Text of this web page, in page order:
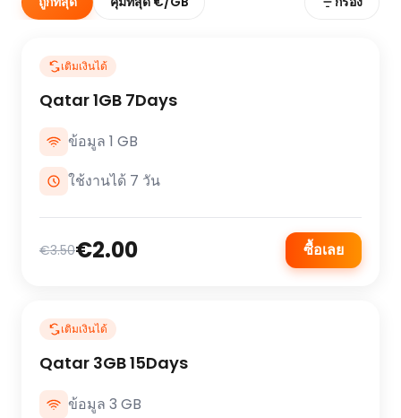
เติมเงินได้
Qatar 1GB 7Days
ข้อมูล 1 GB
ใช้งานได้ 7 วัน
€3.50€2.00 ซื้อเลย
เติมเงินได้
Qatar 3GB 15Days
ข้อมูล 3 GB